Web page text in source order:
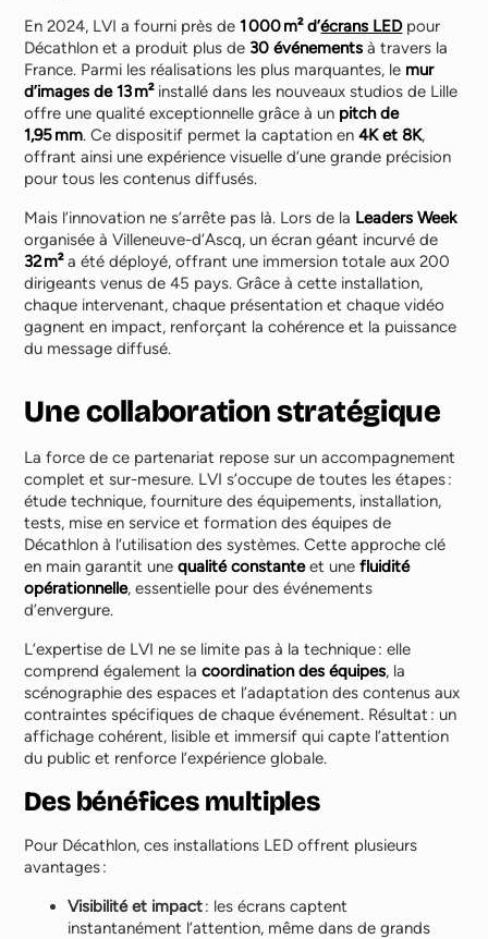
En 2024, LVI a fourni près de1 000 m² d’écrans LEDpour
Décathlon et a produit plus de 30 événements à travers la
France. Parmi les réalisations les plus marquantes, le mur
d’images de 13 m²installé dans les nouveaux studios de Lille
offre une qualité exceptionnelle grâce à un pitch de
1,95 mm. Ce dispositif permet la captation en4K et 8K,
offrant ainsi une expérience visuelle d’une grande précision
pour tous les contenus diffusés.
Mais l’innovation ne s’arrête pas là. Lors de la Leaders Week
organisée à Villeneuve-d’Ascq, un écran géant incurvé de
32 m²a été déployé, offrant une immersion totale aux 200
dirigeants venus de 45 pays. Grâce à cette installation,
chaque intervenant, chaque présentation et chaque vidéo
gagnent en impact, renforçant la cohérence et la puissance
du message diffusé.
Une collaboration stratégique
La force de ce partenariat repose sur un accompagnement
complet et sur-mesure. LVI s’occupe de toutes les étapes :
étude technique, fourniture des équipements, installation,
tests, mise en service et formation des équipes de
Décathlon à l’utilisation des systèmes. Cette approche clé
en main garantit unequalité constanteet unefluidité
opérationnelle, essentielle pour des événements
d’envergure.
L’expertise de LVI ne se limite pas à la technique : elle
comprend également lacoordination des équipes, la
scénographie des espaces et l’adaptation des contenus aux
contraintes spécifiques de chaque événement. Résultat : un
affichage cohérent, lisible et immersif qui capte l’attention
du public et renforce l’expérience globale.
Des bénéfices multiples
Pour Décathlon, ces installations LED offrent plusieurs
avantages :
Visibilité et impact: les écrans captent
instantanément l’attention, même dans de grands